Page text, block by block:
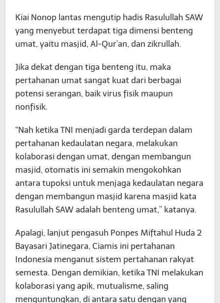
Kiai Nonop lantas mengutip hadis Rasulullah SAW
yang menyebut terdapat tiga dimensi benteng
umat, yaitu masjid, Al-Qur’an, dan zikrullah.
Jika dekat dengan tiga benteng itu, maka
pertahanan umat sangat kuat dari berbagai
potensi serangan, baik virus fisik maupun
nonfisik.
“Nah ketika TNI menjadi garda terdepan dalam
pertahanan kedaulatan negara, melakukan
kolaborasi dengan umat, dengan membangun
masjid, otomatis ini semakin mengokohkan
antara tupoksi untuk menjaga kedaulatan negara
dengan membangun masjid karena masjid kata
Rasulullah SAW adalah benteng umat,” katanya.
Apalagi, lanjut pengasuh Ponpes Miftahul Huda 2
Bayasari Jatinegara, Ciamis ini pertahanan
Indonesia menganut sistem pertahanan rakyat
semesta. Dengan demikian, ketika TNI melakukan
kolaborasi yang apik, mutualisme, saling
menguntungkan, di antara satu dengan yang